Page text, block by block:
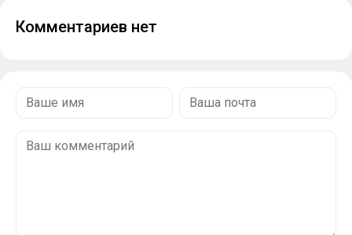
Комментариев нет